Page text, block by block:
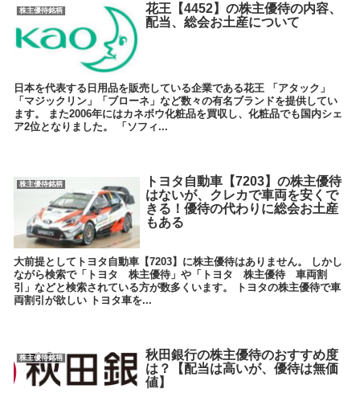
株主優待銘柄
花王【4452】の株主優待の内容、
配当、総会お土産について
日本を代表する日用品を販売している企業である花王 「アタック」
「マジックリン」「ブローネ」など数々の有名ブランドを提供してい
ます。 また2006年にはカネボウ化粧品を買収し、化粧品でも国内シェ
ア2位となりました。 「ソフィ...
株主優待銘柄
トヨタ自動車【7203】の株主優待
はないが、クレカで車両を安くで
きる！優待の代わりに総会お土産
もある
大前提としてトヨタ自動車【7203】に株主優待はありません。 しかし
ながら検索で「トヨタ 株主優待」や「トヨタ 株主優待 車両割
引」などと検索されている方が数多くいます。 トヨタの株主優待で車
両割引が欲しい トヨタ車を...
株主優待銘柄
秋田銀行の株主優待のおすすめ度
は？【配当は高いが、優待は無価
値】